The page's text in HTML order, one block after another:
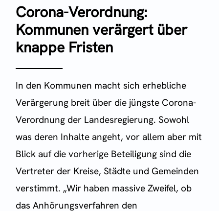
Corona-Verordnung:
Kommunen verärgert über
knappe Fristen
In den Kommunen macht sich erhebliche
Verärgerung breit über die jüngste Corona-
Verordnung der Landesregierung. Sowohl
was deren Inhalte angeht, vor allem aber mit
Blick auf die vorherige Beteiligung sind die
Vertreter der Kreise, Städte und Gemeinden
verstimmt. „Wir haben massive Zweifel, ob
das Anhörungsverfahren den